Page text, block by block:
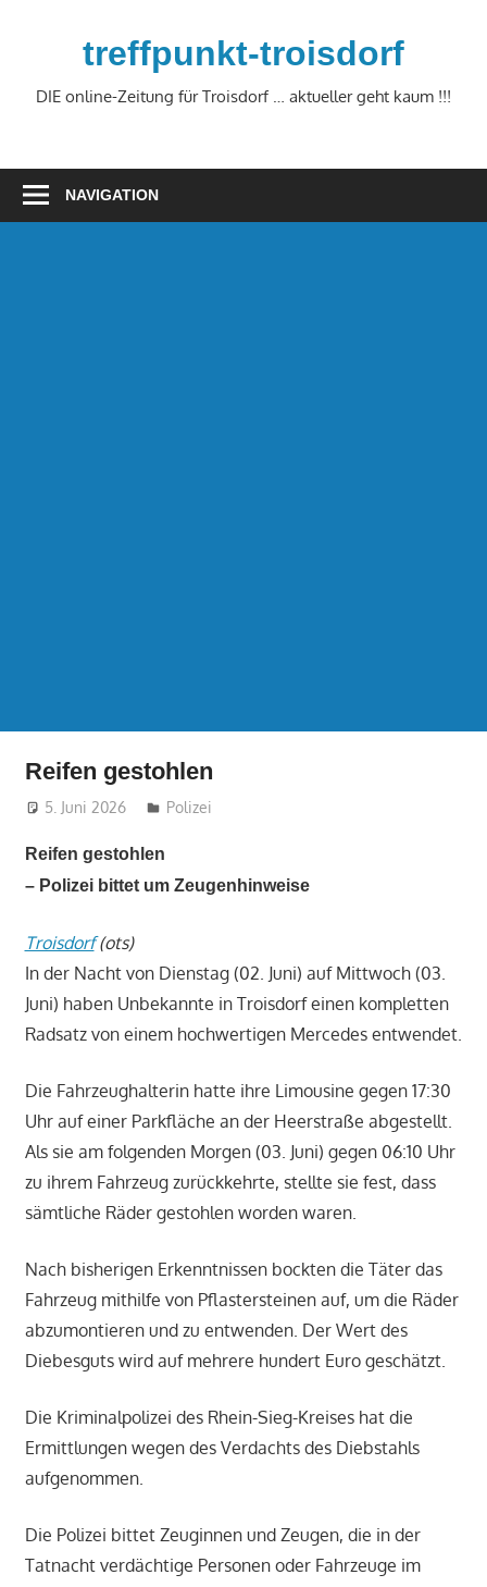
treffpunkt-troisdorf
DIE online-Zeitung für Troisdorf … aktueller geht kaum !!!
NAVIGATION
Reifen gestohlen
5. Juni 2026 treffpunkt
Polizei
Reifen gestohlen
– Polizei bittet um Zeugenhinweise
Troisdorf(ots)
In der Nacht von Dienstag (02. Juni) auf Mittwoch (03.
Juni) haben Unbekannte in Troisdorf einen kompletten
Radsatz von einem hochwertigen Mercedes entwendet.
Die Fahrzeughalterin hatte ihre Limousine gegen 17:30
Uhr auf einer Parkfläche an der Heerstraße abgestellt.
Als sie am folgenden Morgen (03. Juni) gegen 06:10 Uhr
zu ihrem Fahrzeug zurückkehrte, stellte sie fest, dass
sämtliche Räder gestohlen worden waren.
Nach bisherigen Erkenntnissen bockten die Täter das
Fahrzeug mithilfe von Pflastersteinen auf, um die Räder
abzumontieren und zu entwenden. Der Wert des
Diebesguts wird auf mehrere hundert Euro geschätzt.
Die Kriminalpolizei des Rhein-Sieg-Kreises hat die
Ermittlungen wegen des Verdachts des Diebstahls
aufgenommen.
Die Polizei bittet Zeuginnen und Zeugen, die in der
Tatnacht verdächtige Personen oder Fahrzeuge im